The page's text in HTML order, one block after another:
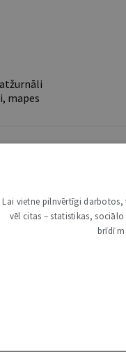
mapes
ir dalībvalstu izvēle
Lai vietne pilnvērtīgi darbotos,
vēl citas – statistikas,
brīdī